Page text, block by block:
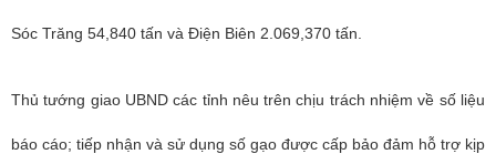
Sóc Trăng 54,840 tấn và Điện Biên 2.069,370 tấn.
Thủ tướng giao UBND các tỉnh nêu trên chịu trách nhiệm về số liệu
báo cáo; tiếp nhận và sử dụng số gạo được cấp bảo đảm hỗ trợ kịp